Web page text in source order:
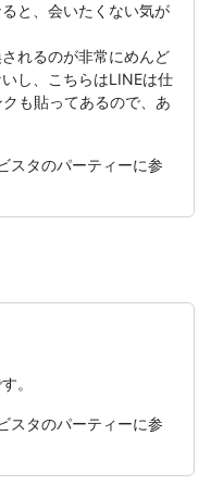
と、会いたくない気が
れるのが非常にめんど
し、こちらはLINEは仕
も貼ってあるので、あ
タのパーティーに参
。
タのパーティーに参